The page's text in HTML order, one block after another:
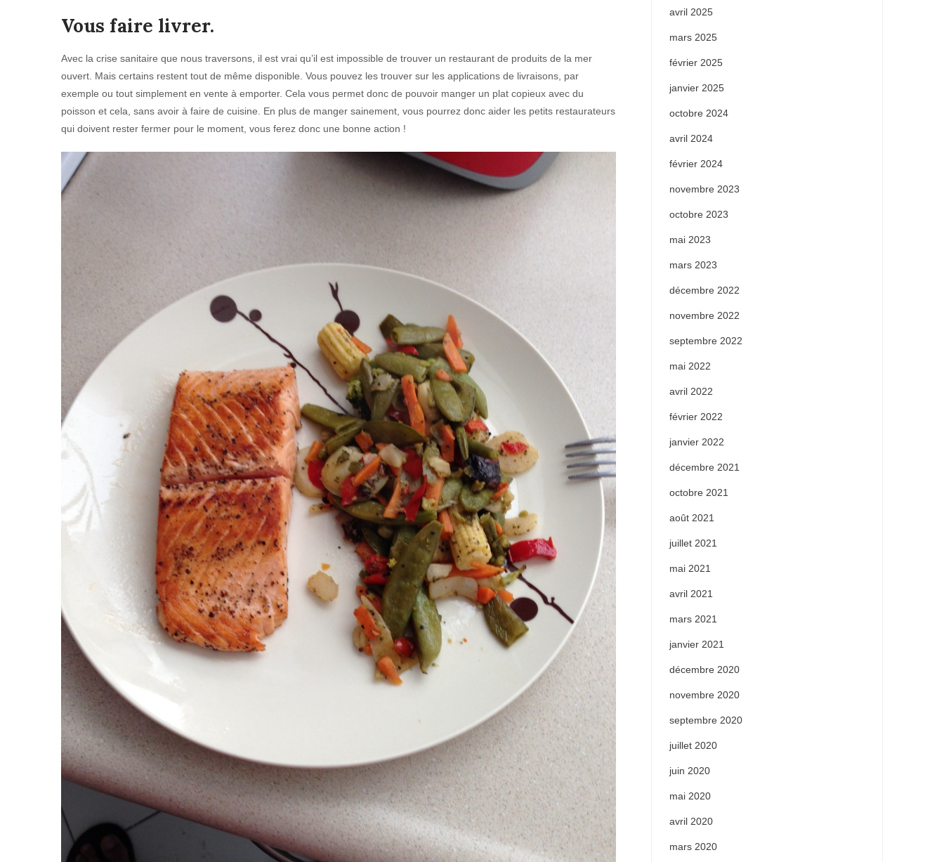
Vous faire livrer.
Avec la crise sanitaire que nous traversons, il est vrai qu’il est impossible de trouver un restaurant de produits de la mer
ouvert. Mais certains restent tout de même disponible. Vous pouvez les trouver sur les applications de livraisons, par
exemple ou tout simplement en vente à emporter. Cela vous permet donc de pouvoir manger un plat copieux avec du
poisson et cela, sans avoir à faire de cuisine. En plus de manger sainement, vous pourrez donc aider les petits restaurateurs
qui doivent rester fermer pour le moment, vous ferez donc une bonne action !
avril 2025
mars 2025
février 2025
janvier 2025
octobre 2024
avril 2024
février 2024
novembre 2023
octobre 2023
mai 2023
mars 2023
décembre 2022
novembre 2022
septembre 2022
mai 2022
avril 2022
février 2022
janvier 2022
décembre 2021
octobre 2021
août 2021
juillet 2021
mai 2021
avril 2021
mars 2021
janvier 2021
décembre 2020
novembre 2020
septembre 2020
juillet 2020
juin 2020
mai 2020
avril 2020
mars 2020